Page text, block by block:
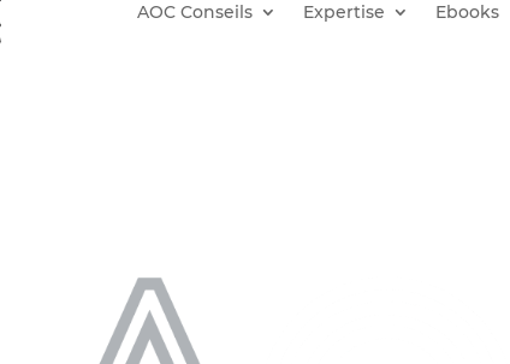
AOC Conseils Expertise Ebooks